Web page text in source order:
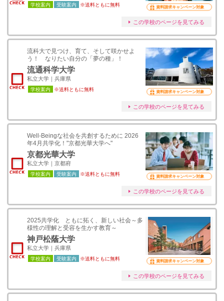
学校案内 受験案内 ※送料ともに無料 資料請求キャンペーン対象
この学校のページを見てみる
流科大で見つけ、育て、そして咲かせよ
う！ なりたい自分の「夢の種」！
流通科学大学
私立大学｜兵庫県
学校案内 ※送料ともに無料 資料請求キャンペーン対象
この学校のページを見てみる
Well-Beingな社会を共創するために 2026
年4月共学化！"京都光華大学へ"
京都光華大学
私立大学｜京都府
学校案内 受験案内 ※送料ともに無料 資料請求キャンペーン対象
この学校のページを見てみる
2025共学化 ともに拓く、新しい社会～多
様性の理解と受容を生かす教育～
神戸松蔭大学
私立大学｜兵庫県
学校案内 受験案内 ※送料ともに無料 資料請求キャンペーン対象
この学校のページを見てみる